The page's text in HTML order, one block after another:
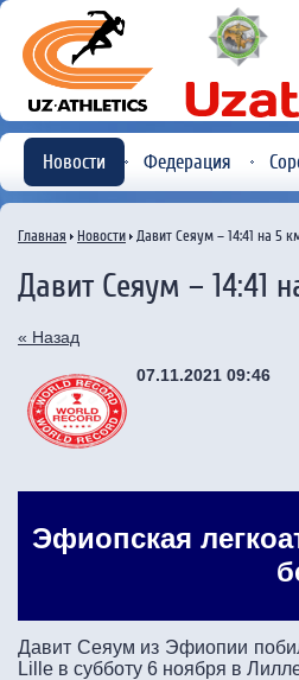
Новости Федерация
Главная Новости Давит Сеяум – 14:41 на 5
Давит Сеяум – 14:41
« Назад
07.11.2021 09:46
Эфиопская
Давит Сеяум из Эфиопии
Lille в субботу 6 ноября в